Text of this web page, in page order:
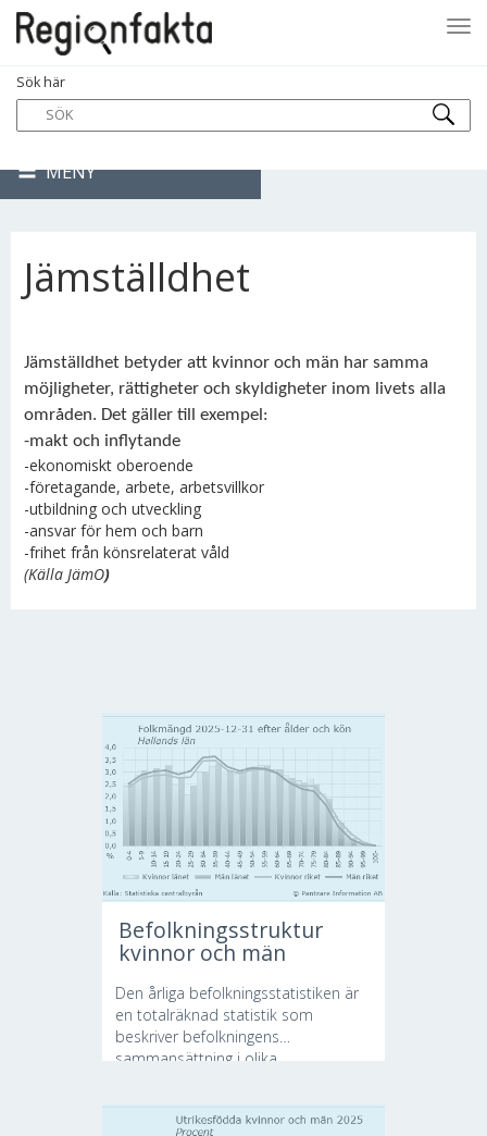
Sök här
MENY
Jämställdhet
Jämställdhet betyder att kvinnor och män har samma
möjligheter, rättigheter och skyldigheter inom livets alla
områden. Det gäller till exempel:
-makt och inflytande
-ekonomiskt oberoende
-företagande, arbete, arbetsvillkor
-utbildning och utveckling
-ansvar för hem och barn
-frihet från könsrelaterat våld
(Källa JämO)
Befolkningsstruktur
kvinnor och män
Den årliga befolkningsstatistiken är
en totalräknad statistik som
beskriver befolkningens
sammansättning i olika...